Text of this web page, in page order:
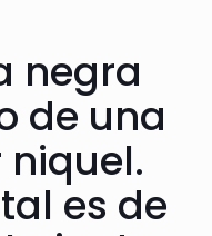
negra
de una
niquel.
es de